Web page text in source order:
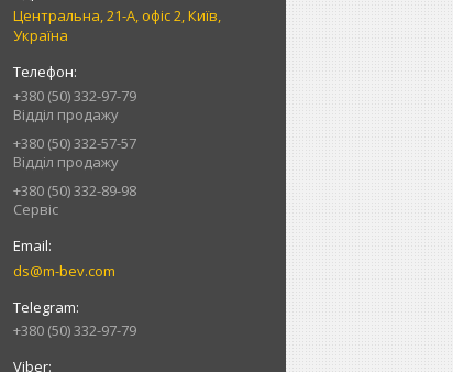
Центральна, 21-А, офіс 2, Київ,
Україна
+380 (50) 332-97-79
Відділ продажу
+380 (50) 332-57-57
Відділ продажу
+380 (50) 332-89-98
Сервіс
ds@m-bev.com
+380 (50) 332-97-79